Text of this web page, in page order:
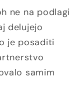
ne na podlagi
delujejo
je posaditi
samim